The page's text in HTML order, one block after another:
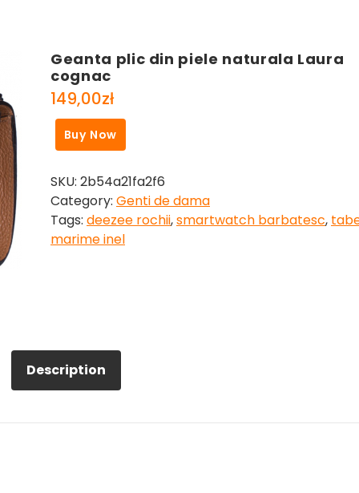
Geanta plic din piele naturala Laura
cognac
149,00zł
Buy Now
SKU: 2b54a21fa2f6
Category: Genti de dama
Tags: deezee rochii,smartwatch barbatesc,
marime inel
Description